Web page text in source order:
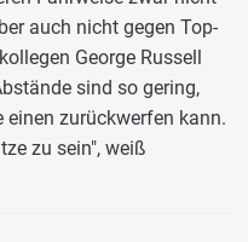
auch nicht gegen Top-
George Russell
sind so gering,
zurückwerfen kann.
zu sein", weiß